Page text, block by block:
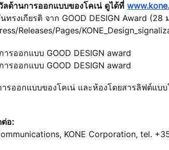
ด้านการออกแบบของโคเน่ ดูได้ที่
รงเกียรติ จาก GOOD DESIGN Award (28
Releases/Pages/
รออกแบบ GOOD DESIGN award
รออกแบบ GOOD DESIGN award
ออกแบบของโคเน่ และห้องโดยสารลิฟต์แบ
อ:
KONE Corporation, tel.